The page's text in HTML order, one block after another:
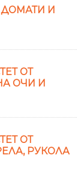
ДОМАТИ И
ОТ
ОЧИ И
ОТ
РУКОЛА